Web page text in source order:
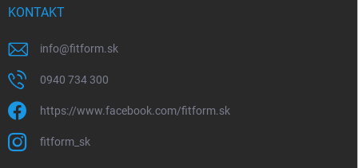
KONTAKT
info@fitform.sk
0940 734 300
https://www.facebook.com/fitform.sk
fitform_sk